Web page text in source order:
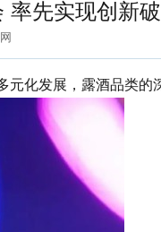
率先实现创新
化发展，露酒品类的